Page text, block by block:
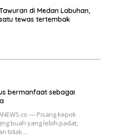
di Medan Labuhan,
tewas tertembak
bermanfaat sebagai
— Pisang kepok
buah yang lebih padat,
tidak…